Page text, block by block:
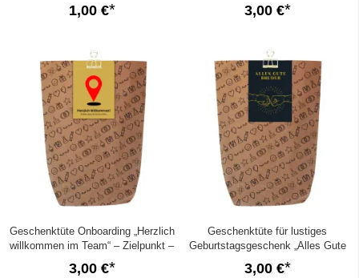
1,00 € 3,00 €
Geschenktüte Onboarding „Herzlich
willkommen im Team“ – Zielpunkt –
zum Befüllen
3,00 €
Geschenktüte für lustiges
Geburtstagsgeschenk „Alles Gute
Bruder“ - zum Befüllen
3,00 €